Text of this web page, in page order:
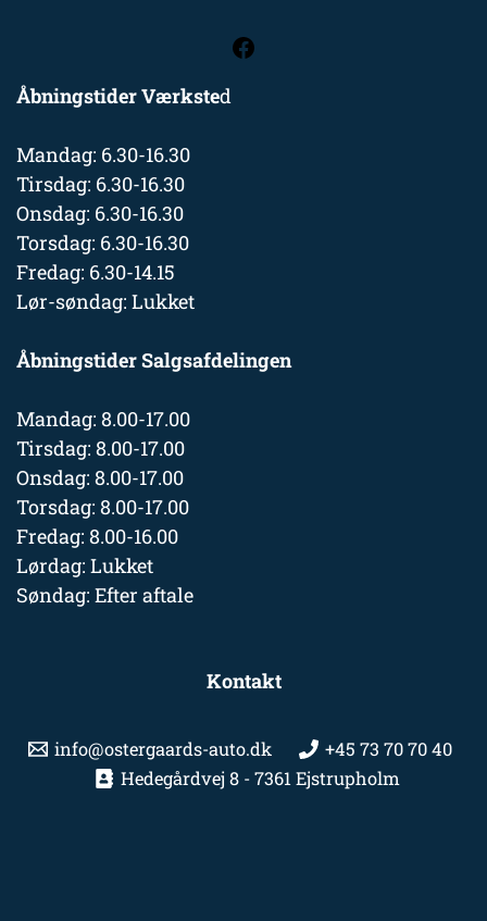
Åbningstider Værksted
Mandag: 6.30-16.30
Tirsdag: 6.30-16.30
Onsdag: 6.30-16.30
Torsdag: 6.30-16.30
Fredag: 6.30-14.15
Lør-søndag: Lukket
Åbningstider Salgsafdelingen
Mandag: 8.00-17.00
Tirsdag: 8.00-17.00
Onsdag: 8.00-17.00
Torsdag: 8.00-17.00
Fredag: 8.00-16.00
Lørdag: Lukket
Søndag: Efter aftale
Kontakt
info@ostergaards-auto.dk
+45 73 70 70 40
Hedegårdvej 8 - 7361 Ejstrupholm